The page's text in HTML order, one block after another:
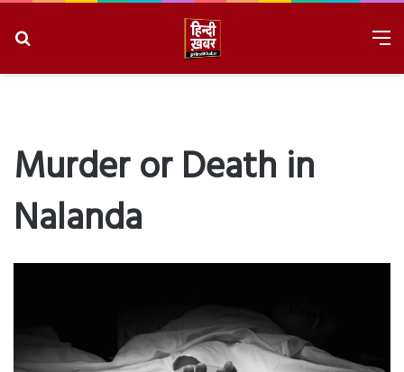
Murder or Death in
Nalanda